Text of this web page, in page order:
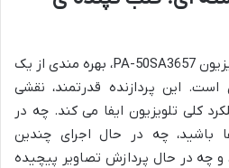
یکی از ویژگی های برجسته تلویزیون PA-50SA3657، بهره مندی از یک
8 هسته ای است. این پردازنده قدرتمند، نقشی
کلی تلویزیون ایفا می کند. چه در
باشید، چه در حال اجرای چندین
چه در حال پردازش تصاویر پیچیده